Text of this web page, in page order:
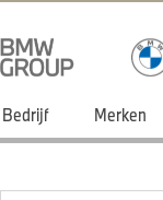
Bedrijf Merken